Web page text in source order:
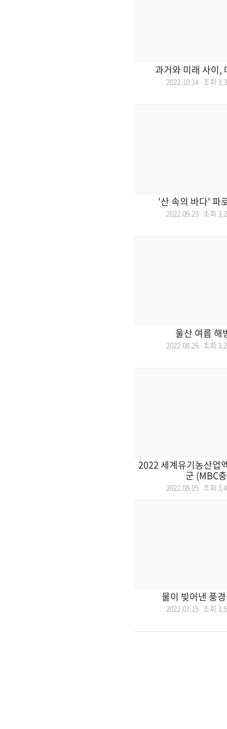
과거와 미래 사이,
2022.10.14 조회
'산 속의 바다' 파
2022.09.23 조회
울산 여름 해
2022.08.26 조회
2022 세계유기농산업
군 (MBC
2022.08.05 조회
물이 빚어낸 풍
2022.07.15 조회